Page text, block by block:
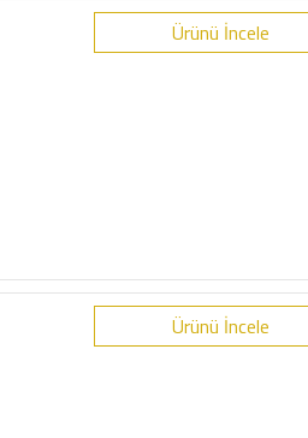
Ürünü İncele
Ürünü İncele